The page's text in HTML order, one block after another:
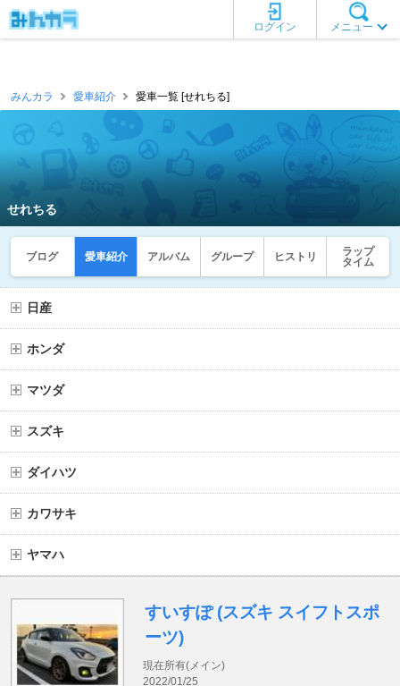
メニュー
ログイン
みんカラ 愛車紹介 愛車一覧 [せれちる]
せれちる
ブログ 愛車紹介 アルバム グループ ヒストリ
ラップ
タイム
日産
ホンダ
マツダ
スズキ
ダイハツ
カワサキ
ヤマハ
すいすぽ (スズキ スイフトスポ
ーツ)
現在所有(メイン)
2022/01/25